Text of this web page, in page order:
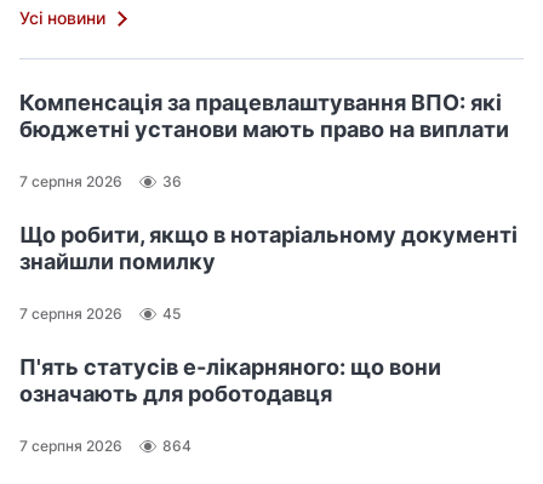
Усі новини
Компенсація за працевлаштування ВПО: які
бюджетні установи мають право на виплати
7 серпня 2026 36
Що робити, якщо в нотаріальному документі
знайшли помилку
7 серпня 2026 45
П'ять статусів е-лікарняного: що вони
означають для роботодавця
7 серпня 2026 864